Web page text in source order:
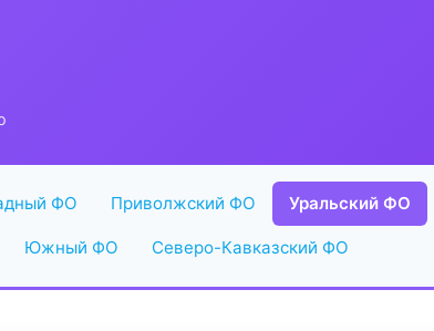
ФО Приволжский ФО Уральский ФО
Южный ФО Северо-Кавказский ФО